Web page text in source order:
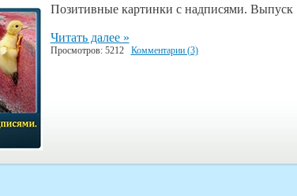
Позитивные картинки с надписями. Выпуск
Читать далее »
Просмотров: 5212 Комментарии (3)